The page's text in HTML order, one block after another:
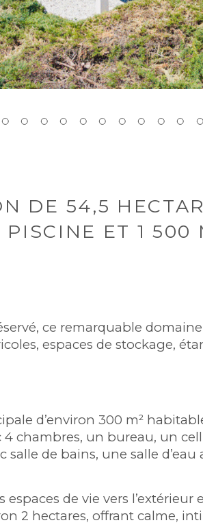
DE 54,5
ET 1 500
ce remarquable
espaces de stockage,
d’environ 300 m²
chambres, un bureau, un
de bains, une salle
espaces de vie vers
2 hectares, offrant calme,